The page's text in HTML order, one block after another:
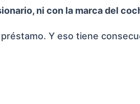
ni con la marca del
Y eso tiene